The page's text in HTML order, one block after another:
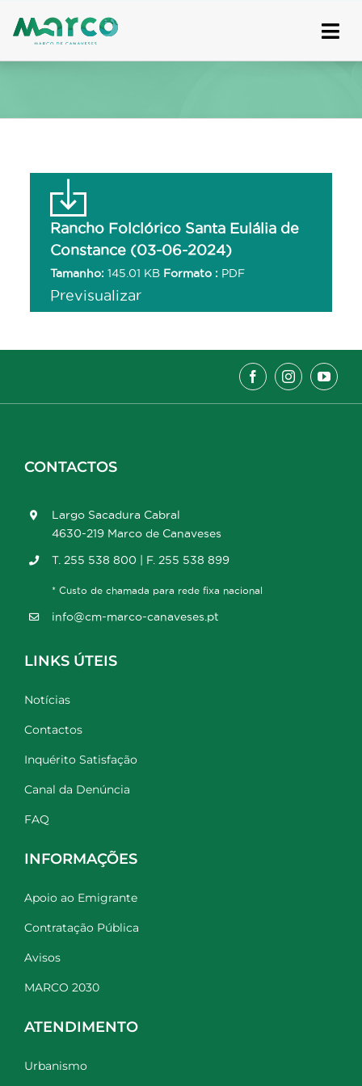
to
Rancho Folclórico Santa Eulália de
Constance (03-06-2024)
Tamanho: 145.01 KB Formato : PDF
Previsualizar
CONTACTOS
Largo Sacadura Cabral
4630-219 Marco de Canaveses
T. 255 538 800 | F. 255 538 899
* Custo de chamada para rede fixa nacional
info@cm-marco-canaveses.pt
LINKS ÚTEIS
Notícias
Contactos
Inquérito Satisfação
Canal da Denúncia
FAQ
INFORMAÇÕES
Apoio ao Emigrante
Contratação Pública
Avisos
MARCO 2030
ATENDIMENTO
Urbanismo